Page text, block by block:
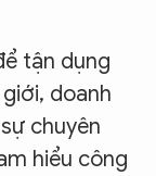
tận dụng
doanh
chuyên
hiểu công
về
hỗ trợ!